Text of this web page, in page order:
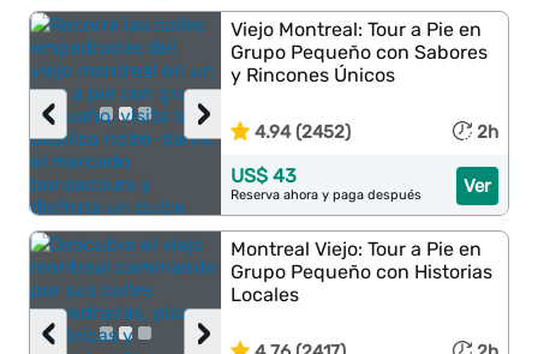
›
‹
Viejo Montreal: Tour a Pie en
Grupo Pequeño con Sabores
y Rincones Únicos
4.94 (2452) 2h
Ver
US$ 43
Reserva ahora y paga después
›
‹
Montreal Viejo: Tour a Pie en
Grupo Pequeño con Historias
Locales